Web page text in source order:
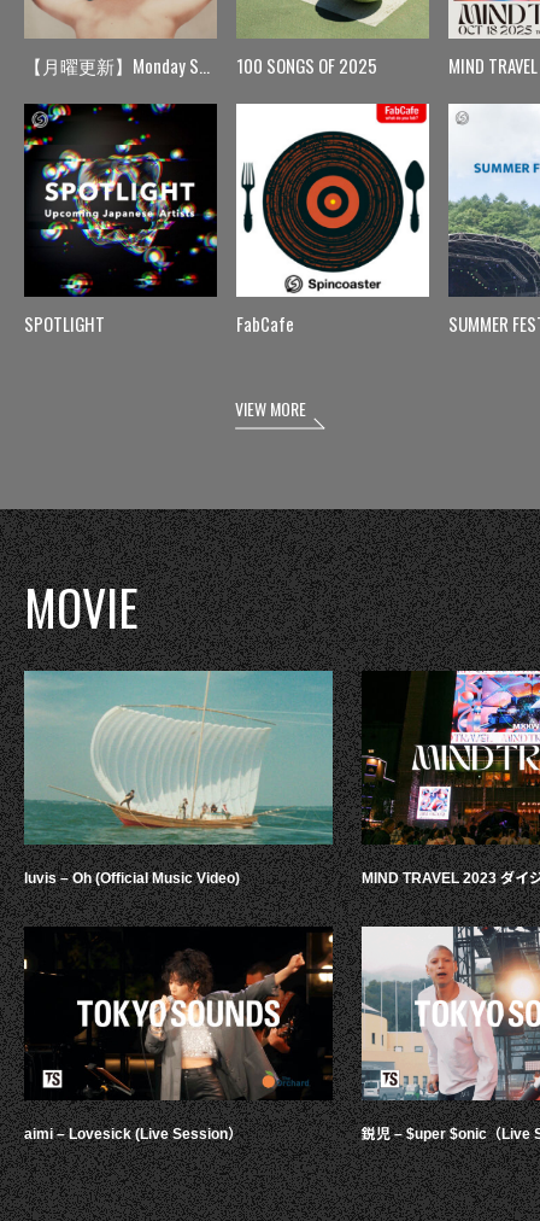
【月曜更新】Monday Spin
SPOTLIGHT
100 SONGS OF 2025
FabCafe
MIND TRAVEL
SUMMER
VIEW MORE
MOVIE
luvis – Oh (Official Music Video)
aimi – Lovesick (Live Session）
MIND TRAVEL 2023 ダイ
鋭児 – $uper $onic（Live